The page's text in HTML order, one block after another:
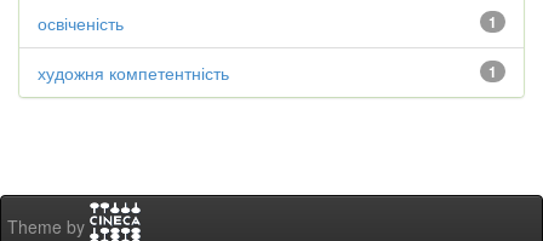
1
освіченість
1
художня компетентність
Theme by